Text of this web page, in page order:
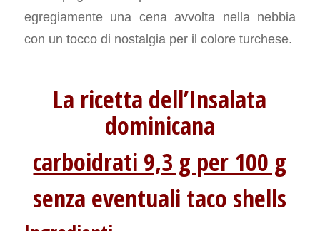
egregiamente una cena avvolta nella nebbia
con un tocco di nostalgia per il colore turchese.
La ricetta dell’Insalata
dominicana
carboidrati 9,3 g per 100 g
senza eventuali taco shells